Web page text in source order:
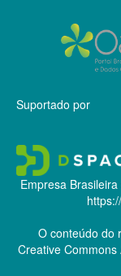
Suportado por
Empresa
O conteúdo do
Creative Commons